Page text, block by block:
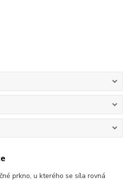
prkno, u kterého se síla rovná